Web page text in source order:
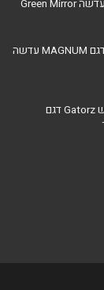
משקפי מגן דגם MAGNUM עדשה
משקפי שמש Gatorz דגם